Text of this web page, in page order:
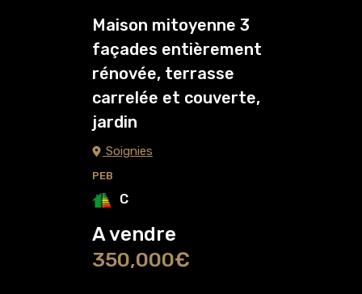
Maison mitoyenne 3
façades entièrement
rénovée, terrasse
carrelée et couverte,
jardin
Soignies
PEB
C
A vendre
350,000€